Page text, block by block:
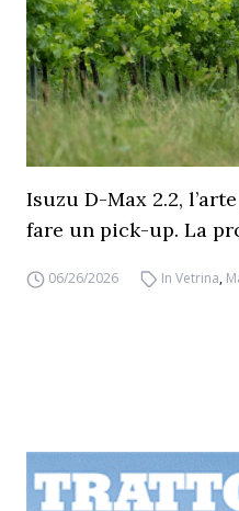
Isuzu D-Max 2.2,
fare un pick-up. La
06/26/2026 In Vetrina,